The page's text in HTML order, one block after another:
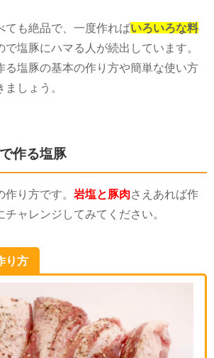
ても絶品で、一度作ればいろいろな料
で塩豚にハマる人が続出しています。
る塩豚の基本の作り方や簡単な使い方
しょう。
作る塩豚
り方です。 岩塩と豚肉さえあれば作
ャレンジしてみてください。
り方